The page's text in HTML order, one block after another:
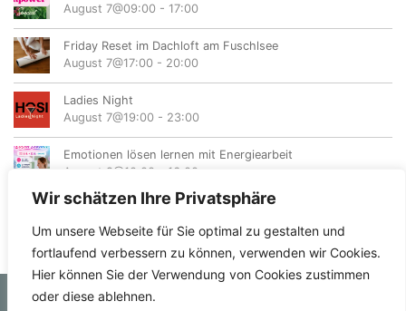
Wir schätzen Ihre Privatsphäre
Um unsere Webseite für Sie optimal zu gestalten und
fortlaufend verbessern zu können, verwenden wir Cookies.
Hier können Sie der Verwendung von Cookies zustimmen
oder diese ablehnen.
August 7@09:00 - 17:00
Friday Reset im Dachloft am Fuschlsee
August 7@17:00 - 20:00
Ladies Night
August 7@19:00 - 23:00
Emotionen lösen lernen mit Energiearbeit
August 8@10:00
16:00